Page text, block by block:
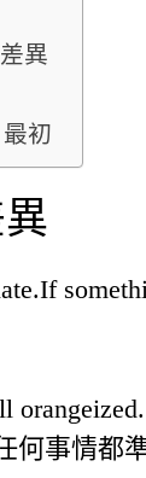
異
初
何事情都